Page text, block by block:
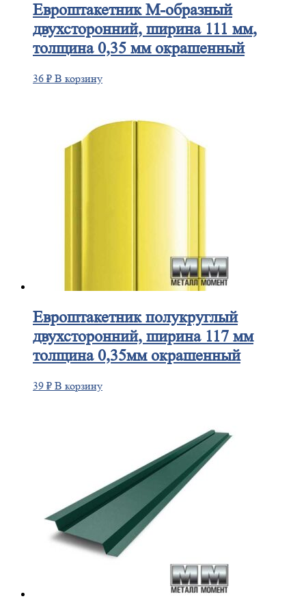
ЕвроштакетникМ-образный
двухсторонний, ширина 111 мм,
толщина 0,35 мм окрашенный
36 ₽ В корзину
Евроштакетникполукруглый
двухсторонний, ширина 117 мм
толщина 0,35мм окрашенный
39 ₽ В корзину